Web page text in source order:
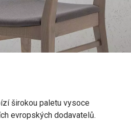
širokou paletu vysoce
evropských dodavatelů.